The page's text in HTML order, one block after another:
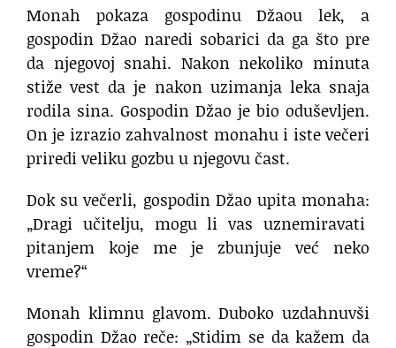
Monah pokaza gospodinu Džaou lek, a
gospodin Džao naredi sobarici da ga što pre
da njegovoj snahi. Nakon nekoliko minuta
stiže vest da je nakon uzimanja leka snaja
rodila sina. Gospodin Džao je bio oduševljen.
On je izrazio zahvalnost monahu i iste večeri
priredi veliku gozbu u njegovu čast.
Dok su večerli, gospodin Džao upita monaha:
„Dragi učitelju, mogu li vas uznemiravati
pitanjem koje me je zbunjuje već neko
vreme?“
Monah klimnu glavom. Duboko uzdahnuvši
gospodin Džao reče: „Stidim se da kažem da